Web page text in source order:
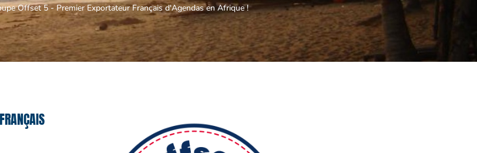
Offset 5 - Premier Exportateur Français d'Agendas en Afrique !